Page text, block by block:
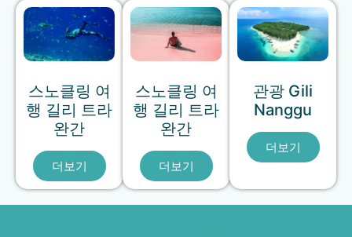
스노클링 여
행 길리 트라
완간
더보기
스노클링 여
행 길리 트라
완간
더보기
관광 Gili
Nanggu
더보기